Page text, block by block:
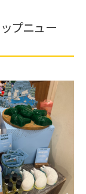
プニュー